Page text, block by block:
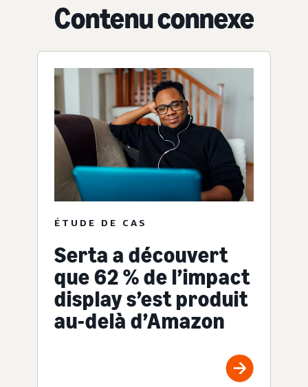
Contenu connexe
ÉTUDE DE CAS
Serta a découvert
que 62 % de l’impact
display s’est produit
au-delà d’Amazon